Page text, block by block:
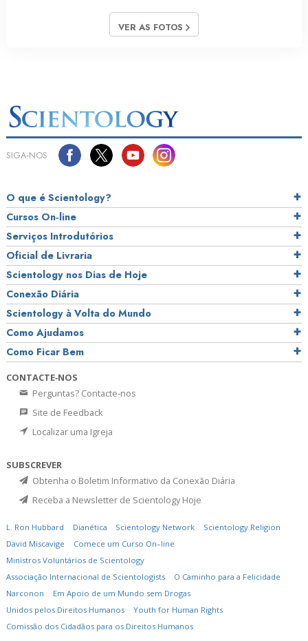
VER AS FOTOS
SIGA‑NOS
O que é Scientology?
Cursos On‑line
Serviços Introdutórios
Oficial de Livraria
Scientology nos Dias de Hoje
Conexão Diária
Scientology à Volta do Mundo
Como Ajudamos
Como Ficar Bem
CONTACTE‑NOS
Perguntas? Contacte‑nos
Site de Feedback
Localizar uma Igreja
SUBSCREVER
Obtenha o Boletim Informativo da Conexão Diária
Receba a Newsletter de Scientology Hoje
L. Ron Hubbard Dianética Scientology Network
Scientology Religion
David Miscavige
Comece um Curso On–line
Ministros Voluntários de Scientology
Associação Internacional de Scientologists
O Caminho para a Felicidade
Narconon
Em Apoio de um Mundo sem Drogas
Unidos pelos Direitos Humanos
Youth for Human Rights
Comissão dos Cidadãos para os Direitos Humanos